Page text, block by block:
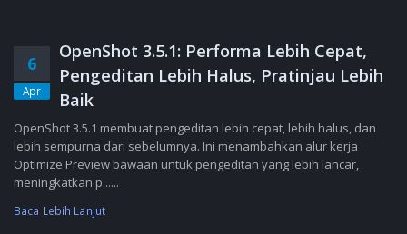
6
Apr
OpenShot 3.5.1: Performa Lebih Cepat,
Pengeditan Lebih Halus, Pratinjau Lebih
Baik
OpenShot 3.5.1 membuat pengeditan lebih cepat, lebih halus, dan
lebih sempurna dari sebelumnya. Ini menambahkan alur kerja
Optimize Preview bawaan untuk pengeditan yang lebih lancar,
meningkatkan p......
Baca Lebih Lanjut